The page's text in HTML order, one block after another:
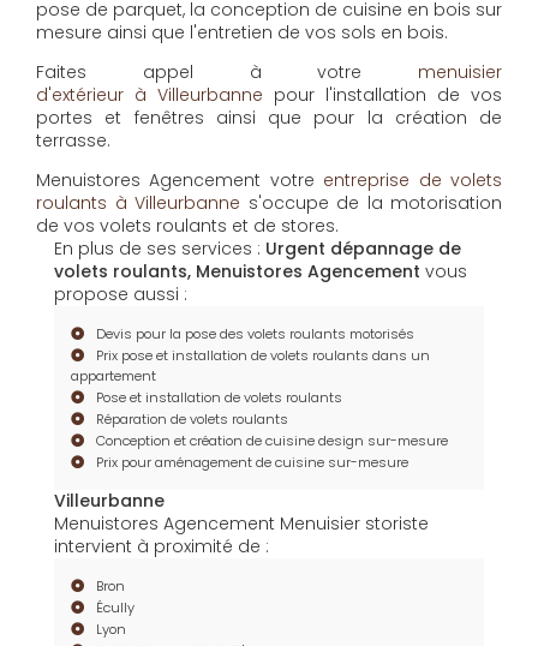
pose de parquet, la conception de cuisine en bois sur
mesure ainsi que l'entretien de vos sols en bois.
Faites appel à votre menuisier
d'extérieur à Villeurbanne pour l'installation de vos
portes et fenêtres ainsi que pour la création de
terrasse.
Menuistores Agencement votre entreprise de volets
roulants à Villeurbanne s'occupe de la motorisation
de vos volets roulants et de stores.
En plus de ses services : Urgent dépannage de
volets roulants, Menuistores Agencement vous
propose aussi :
Devis pour la pose des volets roulants motorisés
Prix pose et installation de volets roulants dans un
appartement
Pose et installation de volets roulants
Réparation de volets roulants
Conception et création de cuisine design sur-mesure
Prix pour aménagement de cuisine sur-mesure
Villeurbanne
Menuistores Agencement Menuisier storiste
intervient à proximité de :
Bron
Écully
Lyon